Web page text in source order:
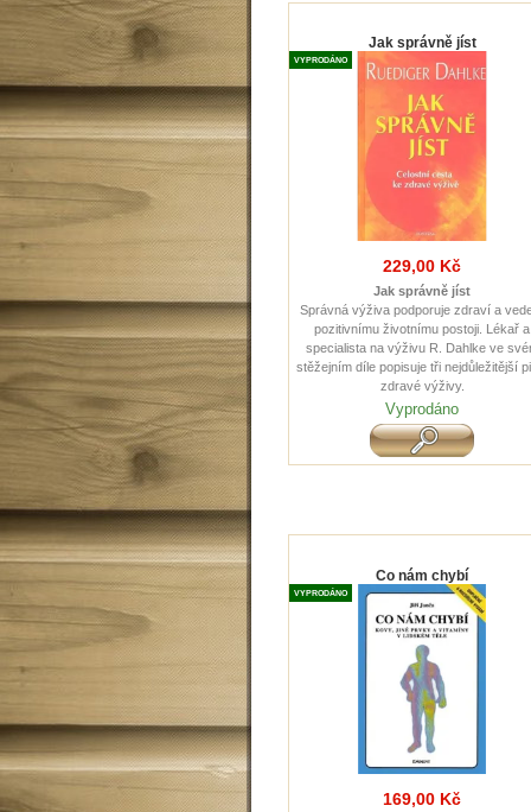
Jak správně jíst
VYPRODÁNO
229,00 Kč
Jak správně jíst
Správná výživa podporuje zdraví a
pozitivnímu životnímu postoji. Lékař a
specialista na výživu R. Dahlke ve
stěžejním díle popisuje tři nejdůležitější
zdravé výživy.
Vyprodáno
Co nám chybí
VYPRODÁNO
169,00 Kč